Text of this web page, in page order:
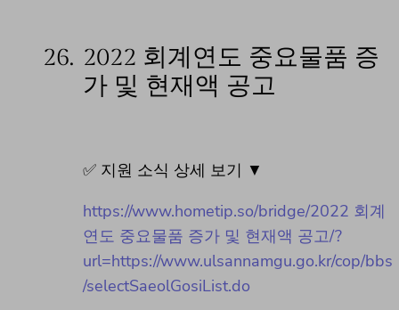
26. 2022 회계연도 중요물품 증
가 및 현재액 공고
✅ 지원 소식 상세 보기 ▼
https://www.hometip.so/bridge/2022 회계
연도 중요물품 증가 및 현재액 공고/?
url=https://www.ulsannamgu.go.kr/cop/bbs
/selectSaeolGosiList.do